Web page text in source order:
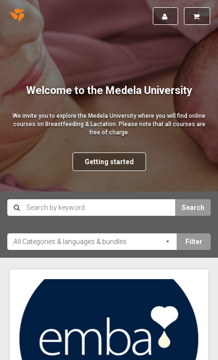
Welcome to the Medela University
We invite you to explore the Medela University where you will find online
courses on Breastfeeding & Lactation. Please note that all courses are
free of charge.
Getting started
Search